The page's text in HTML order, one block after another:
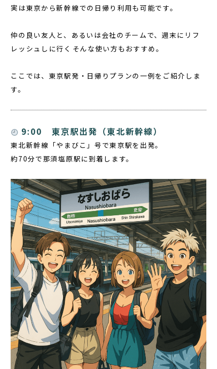
実は東京から新幹線での日帰り利用も可能です。
仲の良い友人と、あるいは会社のチームで、週末にリフ
レッシュしに行く――そんな使い方もおすすめ。
ここでは、 東京駅発・日帰りプランの一例をご紹介しま
す。
9:00 東京駅出発（東北新幹線）
東北新幹線「やまびこ」号で東京駅を出発。
約70分で那須塩原駅 に到着します。